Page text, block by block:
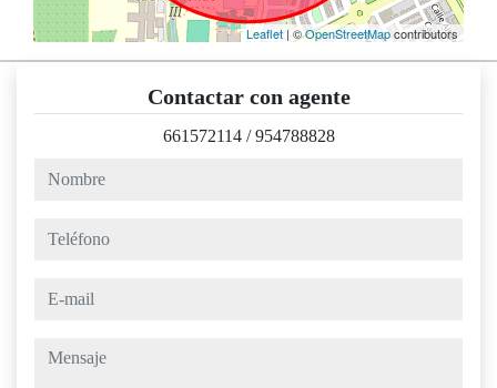
Leaflet | ©OpenStreetMapcontributors
Contactar con agente
661572114 /954788828
nombre
teléfono
e-mail
mensaje